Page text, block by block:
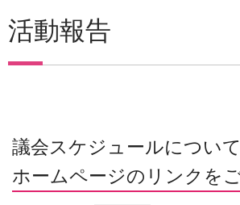
活動報告
議会スケジュールについ
ホームページのリンクを